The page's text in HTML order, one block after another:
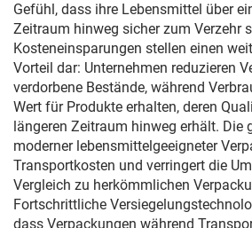
Gefühl, dass ihre Lebensmittel über
Zeitraum hinweg sicher zum Verzehr
Kosteneinsparungen stellen einen
Vorteil dar: Unternehmen reduzieren
verdorbene Bestände, während
Wert für Produkte erhalten, deren
längeren Zeitraum hinweg erhält. Die
moderner lebensmittelgeeigneter
Transportkosten und verringert die
Vergleich zu herkömmlichen
Fortschrittliche
dass Verpackungen während